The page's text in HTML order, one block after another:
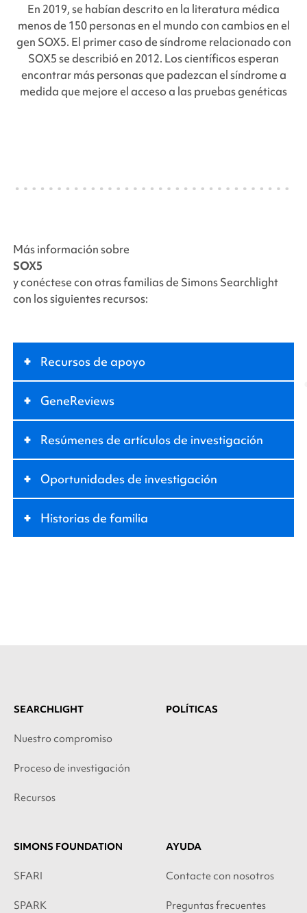
En 2019, se habían descrito en la literatura médica
menos de 150 personas en el mundo con cambios en el
gen SOX5. El primer caso de síndrome relacionado con
SOX5 se describió en 2012. Los científicos esperan
encontrar más personas que padezcan el síndrome a
medida que mejore el acceso a las pruebas genéticas
Más información sobre
SOX5
y conéctese con otras familias de Simons Searchlight
con los siguientes recursos:
+ Recursos de apoyo
+ GeneReviews
+ Resúmenes de artículos de investigación
+ Oportunidades de investigación
+ Historias de familia
SEARCHLIGHT
Nuestro compromiso
Proceso de investigación
Recursos
POLÍTICAS
SIMONS FOUNDATION
SFARI
SPARK
AYUDA
Contacte con nosotros
Preguntas frecuentes